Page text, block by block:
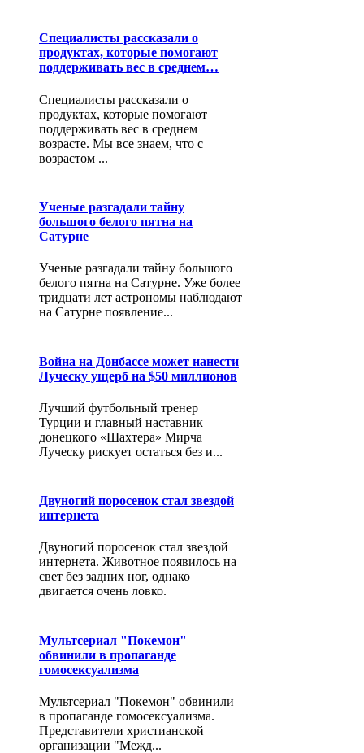
Специалисты рассказали о
продуктах, которые помогают
поддерживать вес в среднем…
Специалисты рассказали о
продуктах, которые помогают
поддерживать вес в среднем
возрасте. Мы все знаем, что с
возрастом ...
Ученые разгадали тайну
большого белого пятна на
Сатурне
Ученые разгадали тайну большого
белого пятна на Сатурне. Уже более
тридцати лет астрономы наблюдают
на Сатурне появление...
Война на Донбассе может нанести
Луческу ущерб на $50 миллионов
Лучший футбольный тренер
Турции и главный наставник
донецкого «Шахтера» Мирча
Луческу рискует остаться без и...
Двуногий поросенок стал звездой
интернета
Двуногий поросенок стал звездой
интернета. Животное появилось на
свет без задних ног, однако
двигается очень ловко.
Мультсериал "Покемон"
обвинили в пропаганде
гомосексуализма
Мультсериал "Покемон" обвинили
в пропаганде гомосексуализма.
Представители христианской
организации "Межд...